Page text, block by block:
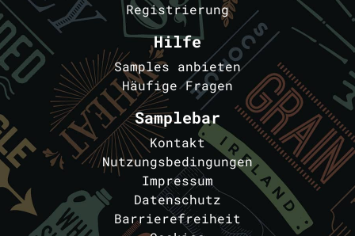
Registrierung
Hilfe
Samples anbieten
Häufige Fragen
Samplebar
Kontakt
Nutzungsbedingungen
Impressum
Datenschutz
Barrierefreiheit